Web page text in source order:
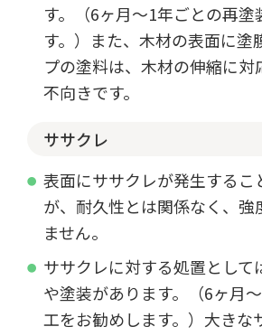
す。（6ヶ月～1年ごとの再塗
す。）また、木材の表面に塗
プの塗料は、木材の伸縮に対
不向きです。
ササクレ
表面にササクレが発生するこ
が、耐久性とは関係なく、強
ません。
ササクレに対する処置として
や塗装があります。（6ヶ月
工をお勧めします。）大きな